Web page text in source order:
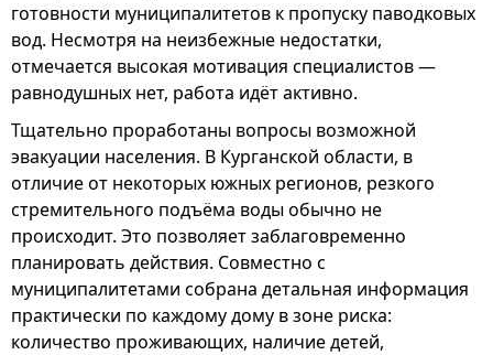
готовности муниципалитетов к пропуску паводковых
вод. Несмотря на неизбежные недостатки,
отмечается высокая мотивация специалистов —
равнодушных нет, работа идёт активно.
Тщательно проработаны вопросы возможной
эвакуации населения. В Курганской области, в
отличие от некоторых южных регионов, резкого
стремительного подъёма воды обычно не
происходит. Это позволяет заблаговременно
планировать действия. Совместно с
муниципалитетами собрана детальная информация
практически по каждому дому в зоне риска:
количество проживающих, наличие детей,